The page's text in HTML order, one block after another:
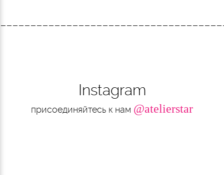
Instagram
присоединяйтесь к нам @atelierstar